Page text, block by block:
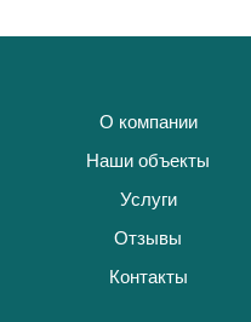
О компании
Наши объекты
Услуги
Отзывы
Контакты